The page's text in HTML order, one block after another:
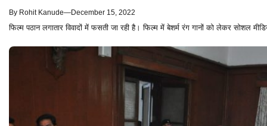
By Rohit Kanude—December 15, 2022
फिल्म पठान लगातार विवादों में फसती जा रही है। फिल्म में बेशर्म रंग गानों को लेकर सोशल